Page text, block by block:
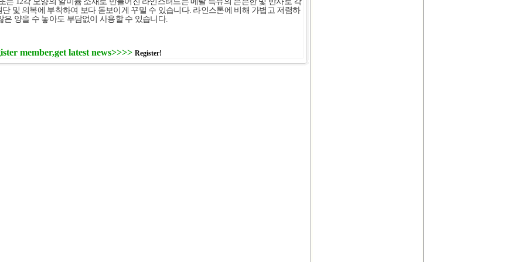
단 및 의복에 부착하여 보다 돋보이게 꾸밀 수 있습니다. 라인스톤에 비해 가볍고 저렴하
은 양을 수 놓아도 부담없이 사용할 수 있습니다.
member,get latest news>>>> Register!